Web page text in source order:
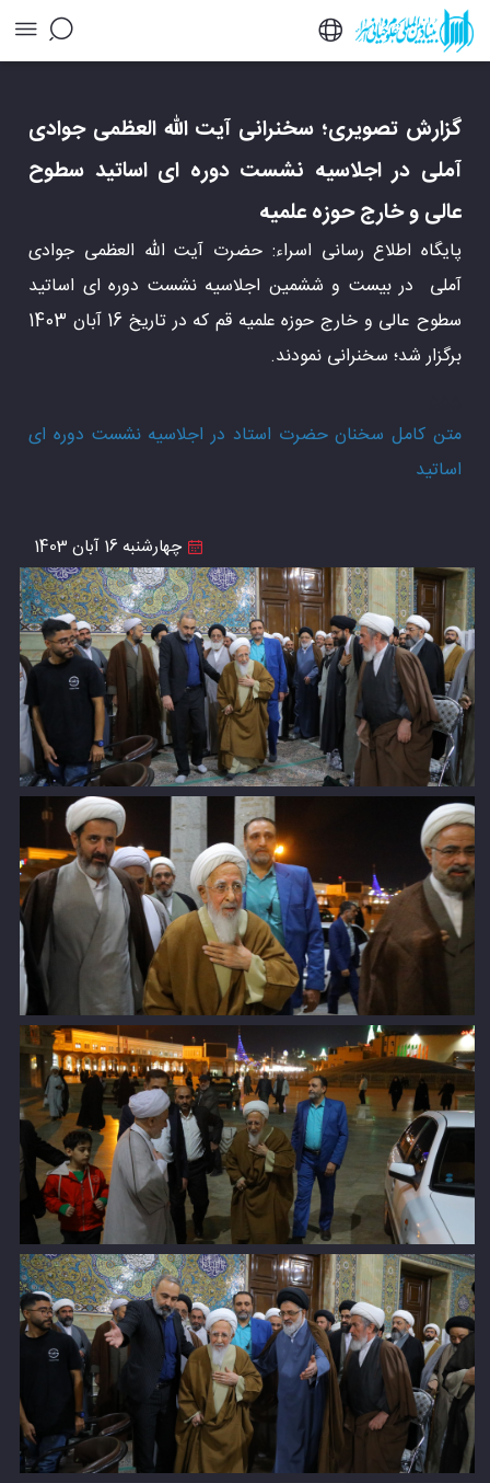
آملی در اجلاسیه نشست دوره ای اساتید سطوح
عالی و خارج حوزه علمیه - خبرگزاری اسراء
گزارش تصویری؛ سخنرانی آیت الله العظمی جوادی
آملی در اجلاسیه نشست دوره ای اساتید سطوح
عالی و خارج حوزه علمیه
پایگاه اطلاع رسانی اسراء: حضرت آیت الله العظمی جوادی
آملی در بیست و ششمین اجلاسیه نشست دوره ای اساتید
سطوح عالی و خارج حوزه علمیه قم که در تاریخ 16 آبان 1403
برگزار شد؛ سخنرانی نمودند.
متن کامل سخنان حضرت استاد در اجلاسیه نشست دوره ای
اساتید
چهارشنبه 16 آبان 1403